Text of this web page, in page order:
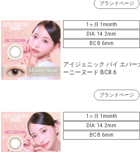
ブランドページ
1ヶ月 1month
DIA: 14.2mm
BC 8.6mm
アイジェニック バイ エバ
ーニーヌード BC8.6
ブランドページ
1ヶ月 1month
DIA: 14.2mm
BC 8.6mm